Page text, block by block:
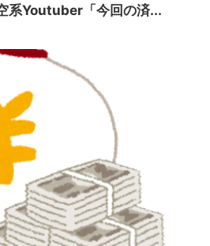
系Youtuber「今回の済...